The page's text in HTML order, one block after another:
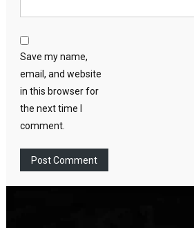
Save my name,
email, and website
in this browser for
the next time I
comment.